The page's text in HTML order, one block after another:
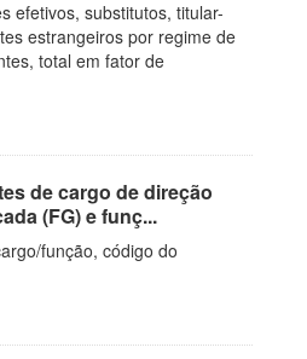
efetivos, substitutos, titular-
estrangeiros por regime de
total em fator de
de cargo de direção
(FG) e funç...
função, código do